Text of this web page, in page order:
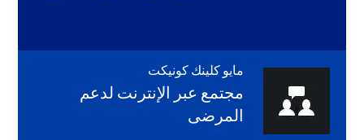
مايو كلينك كونيكت
مجتمع عبر الإنترنت لدعم
المرضى